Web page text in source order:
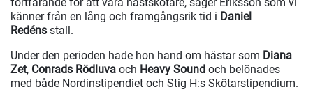
känner från en lång och framgångsrik tid i Daniel
Redéns stall.
Under den perioden hade hon hand om hästar som Diana
Zet, Conrads Rödluva och Heavy Sound och belönades
med både Nordinstipendiet och Stig H:s Skötarstipendium.